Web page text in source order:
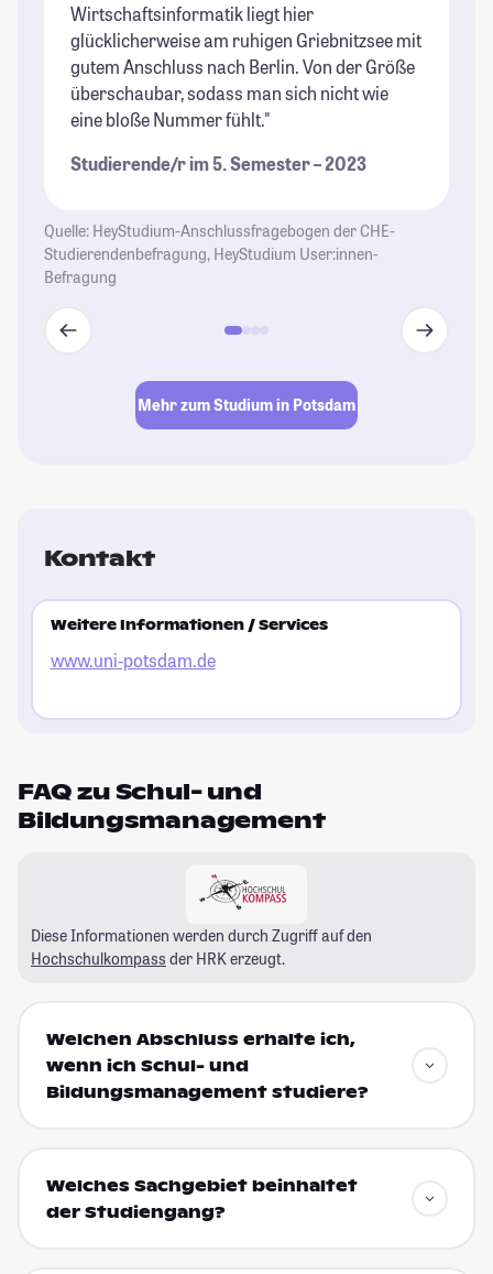
Wirtschaftsinformatik liegt hier
glücklicherweise am ruhigen Griebnitzsee mit
gutem Anschluss nach Berlin. Von der Größe
überschaubar, sodass man sich nicht wie
eine bloße Nummer fühlt."
Studierende/r im 5. Semester – 2023
Quelle: HeyStudium-Anschlussfragebogen der CHE-
Studierendenbefragung, HeyStudium User:innen-
Befragung
Mehr zum Studium in Potsdam
Kontakt
Weitere Informationen / Services
www.uni-potsdam.de
FAQ zu Schul- und
Bildungsmanagement
Diese Informationen werden durch Zugriff auf den
Hochschulkompass der HRK erzeugt.
Welchen Abschluss erhalte ich,
wenn ich Schul- und
Bildungsmanagement studiere?
Welches Sachgebiet beinhaltet
der Studiengang?